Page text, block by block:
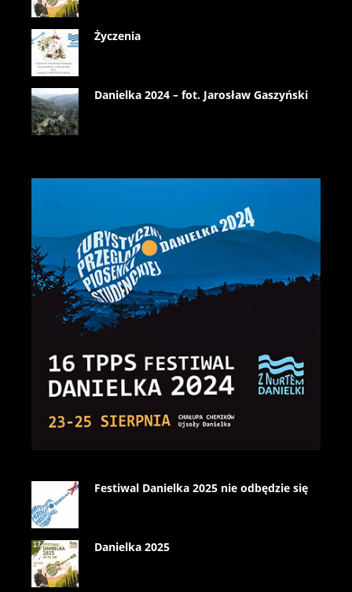
Życzenia
Danielka 2024 – fot. Jarosław Gaszyński
Festiwal Danielka 2025 nie odbędzie się
Danielka 2025